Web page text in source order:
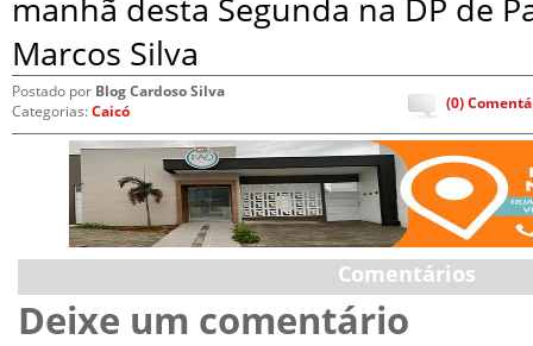
manhã desta Segunda na DP de
Marcos Silva
Postado por Blog Cardoso Silva
Categorias:Caicó (0)
Comentários
Deixe um comentário